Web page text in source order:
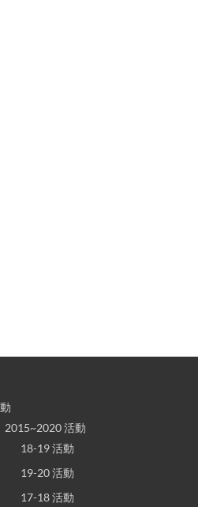
2015~2020 活動
18-19 活動
19-20 活動
17-18 活動